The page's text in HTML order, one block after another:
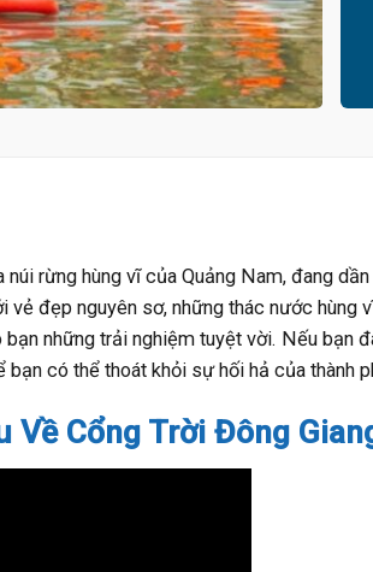
rừng hùng vĩ của Quảng Nam, đang
đẹp nguyên sơ, những thác nước hùng
bạn những trải nghiệm tuyệt vời. Nếu bạn
có thể thoát khỏi sự hối hả của thành
Về Cổng Trời Đông